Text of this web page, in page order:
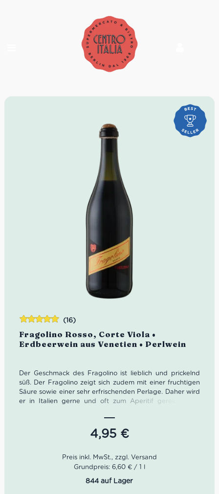
Fragolino Rosso, Corte Viola •
Erdbeerwein aus Venetien • Perlwein
(16)
Der Geschmack des Fragolino ist lieblich und prickelnd
süß. Der Fragolino zeigt sich zudem mit einer fruchtigen
Säure sowie einer sehr erfrischenden Perlage. Daher wird
er in Italien gerne und oft zum Aperitif gereicht. Der
sollten wir besser sagen wie Fragolino Erdbeerwein?
Geschmack:fruchtige Säure, schöne Perlage
Idealer Versandkarton: 21 Flaschen
4,95 €
Bewertet
mit4.94von
5
Grundpreis: 6,60 € / 1 l
844 auf Lager